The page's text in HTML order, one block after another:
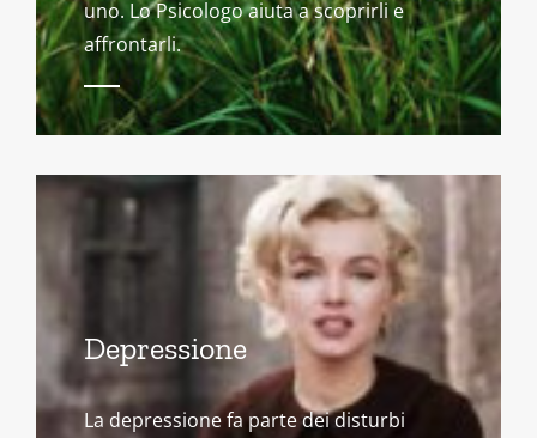
uno. Lo Psicologo aiuta a scoprirli e
affrontarli.
Depressione
La depressione fa parte dei disturbi